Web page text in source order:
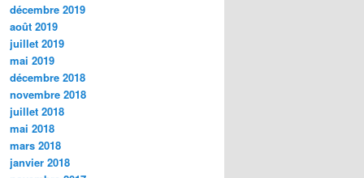
décembre 2019
août 2019
juillet 2019
mai 2019
décembre 2018
novembre 2018
juillet 2018
mai 2018
mars 2018
janvier 2018